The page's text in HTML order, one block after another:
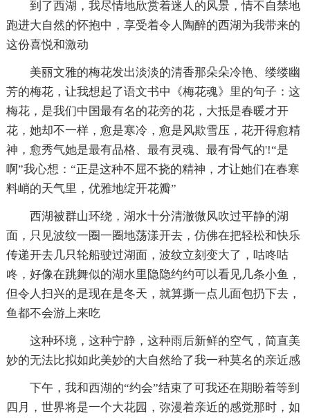
到了西湖，我尽情地欣赏着迷人的风景，情不自禁地
跑进大自然的怀抱中，享受着令人陶醉的西湖为我带来的
这份喜悦和激动
美丽文雅的梅花发出淡淡的清香那朵朵冷艳、缕缕幽
芳的梅花，让我想起了语文书中《梅花魂》里的句子：这
梅花，是我们中国最有名的花旁的花，大抵是春暖才开
花，她却不一样，愈是寒冷，愈是风欺雪压，花开得愈精
神，愈秀气她是最有品格、最有灵魂、最有骨气的'!“是
啊”我心想：“正是这种不屈不挠的精神，才让她们在春寒
料峭的天气里，优雅地绽开花瓣”
西湖被群山环绕，湖水十分清澈微风吹过平静的湖
面，只见波纹一圈一圈地荡漾开去，仿佛在把轻松和快乐
传递开去几只轮船驶过湖面，波纹立刻变大了，咕咚咕
咚，好像在跳舞似的湖水里隐隐约约可以看见几条小鱼，
但令人扫兴的是现在是冬天，就算撕一点儿面包扔下去，
鱼都不会游上来吃
这种环境，这种宁静，这种雨后新鲜的空气，简直美
妙的无法比拟如此美妙的大自然给了我一种莫名的亲近感
下午，我和西湖的“约会”结束了可我还在期盼着等到
四月，世界将是一个大花园，弥漫着亲近的感觉那时，如